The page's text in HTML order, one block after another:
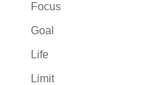
Focus
Goal
Life
Limit